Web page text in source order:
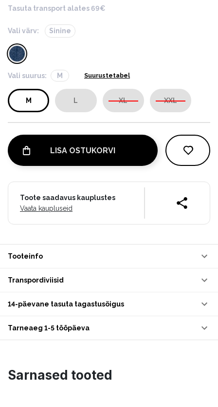
Tasuta transport alates 69€
Vali värv: Sinine
Vali suurus: M Suurustetabel
M L XL XXL
LISA OSTUKORVI
Toote saadavus kauplustes
Vaata kaupluseid
Tooteinfo
Transpordiviisid
14-päevane tasuta tagastusõigus
Tarneaeg 1-5 tööpäeva
Sarnased tooted